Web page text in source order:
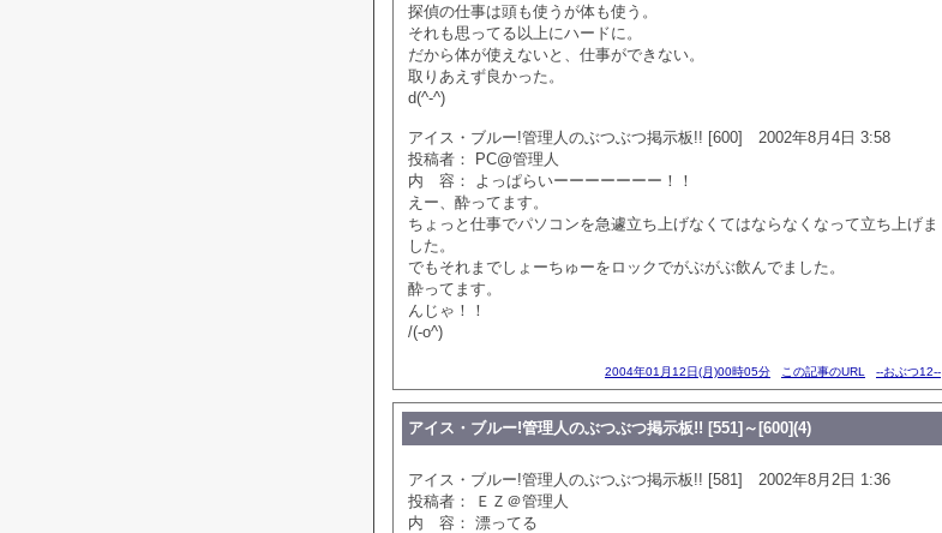
探偵の仕事は頭も使うが体も使う。
それも思ってる以上にハードに。
だから体が使えないと、仕事ができない。
取りあえず良かった。
d(^-^)
アイス・ブルー!管理人のぶつぶつ掲示板!! [600] 2002年8月4日 3:58
投稿者： PC@管理人
内 容： よっぱらいーーーーーーー！！
えー、酔ってます。
ちょっと仕事でパソコンを急遽立ち上げなくてはならなくなって立ち上げま
した。
でもそれまでしょーちゅーをロックでがぶがぶ飲んでました。
酔ってます。
んじゃ！！
/(-o^)
2004年01月12日(月)00時05分 この記事のURL --おぶつ12--
アイス・ブルー!管理人のぶつぶつ掲示板!! [551]～[600](4)
アイス・ブルー!管理人のぶつぶつ掲示板!! [581] 2002年8月2日 1:36
投稿者： ＥＺ＠管理人
内 容： 漂ってる